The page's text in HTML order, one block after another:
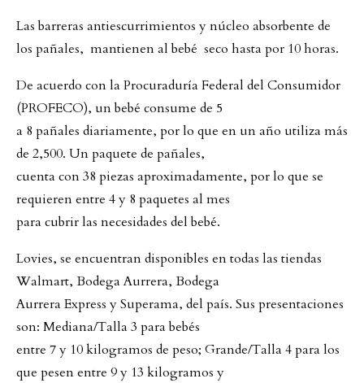
Las barreras antiescurrimientos y núcleo absorbente de
los pañales, mantienen al bebé seco hasta por 10 horas.
De acuerdo con la Procuraduría Federal del Consumidor
(PROFECO), un bebé consume de 5
a 8 pañales diariamente, por lo que en un año utiliza más
de 2,500. Un paquete de pañales,
cuenta con 38 piezas aproximadamente, por lo que se
requieren entre 4 y 8 paquetes al mes
para cubrir las necesidades del bebé.
Lovies, se encuentran disponibles en todas las tiendas
Walmart, Bodega Aurrera, Bodega
Aurrera Express y Superama, del país. Sus presentaciones
son: Mediana/Talla 3 para bebés
entre 7 y 10 kilogramos de peso; Grande/Talla 4 para los
que pesen entre 9 y 13 kilogramos y